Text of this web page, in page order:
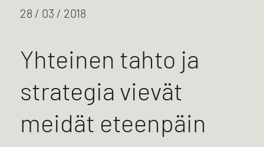
28 / 03 / 2018
Yhteinen tahto ja
strategia vievät
meidät eteenpäin